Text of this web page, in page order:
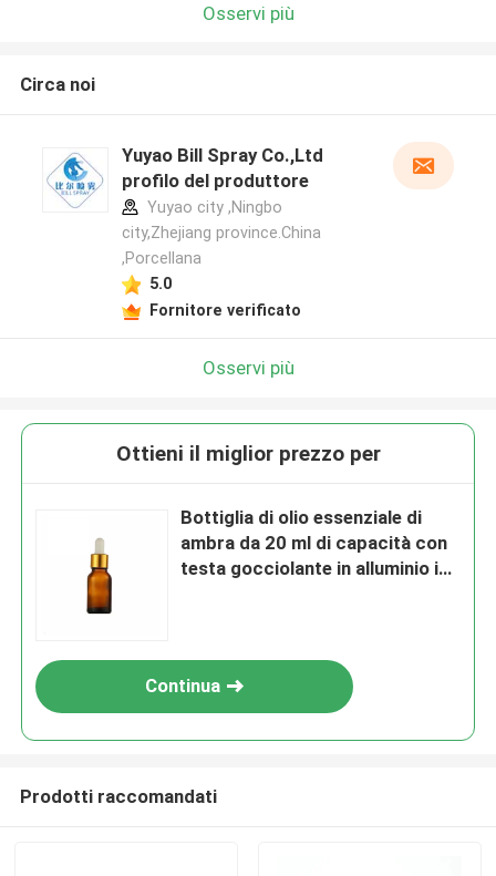
Osservi più
Circa noi
Yuyao Bill Spray Co.,Ltd
profilo del produttore
Yuyao city ,Ningbo
city,Zhejiang province.China
,Porcellana
5.0
Fornitore verificato
Osservi più
Ottieni il miglior prezzo per
Bottiglia di olio essenziale di
ambra da 20 ml di capacità con
testa gocciolante in alluminio in
Continua
Prodotti raccomandati